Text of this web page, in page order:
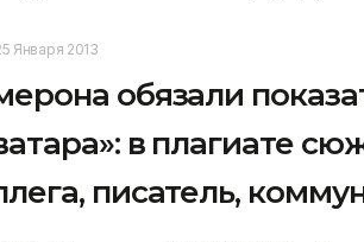
Января 2013
обязали
в плагиате
писатель,